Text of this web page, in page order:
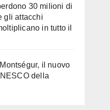
30 milioni di
gli attacchi
in tutto il
il nuovo
della